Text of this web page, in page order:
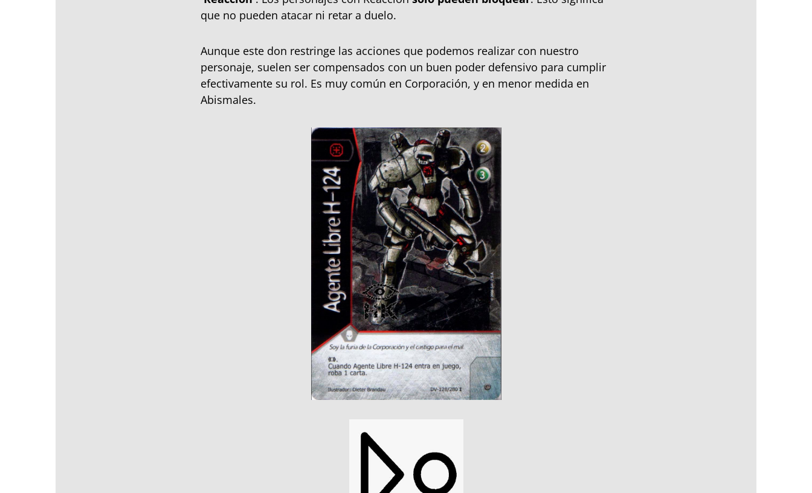
que no pueden atacar ni retar a duelo.
Aunque este don restringe las acciones que podemos realizar con nuestro
personaje, suelen ser compensados con un buen poder defensivo para cumplir
efectivamente su rol. Es muy común en Corporación, y en menor medida en
Abismales.